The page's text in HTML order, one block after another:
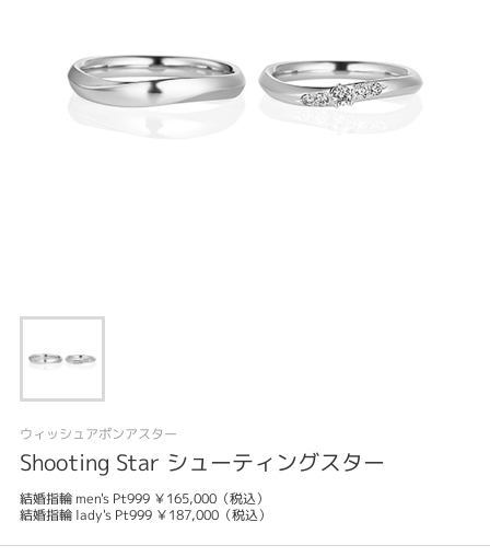
ウィッシュアポンアスター
Shooting Star シューティングスター
結婚指輪 men's Pt999 ￥165,000（税込）
結婚指輪 lady's Pt999 ￥187,000（税込）